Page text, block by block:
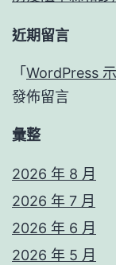
近期留言
「 WordPress
發佈留言
彙整
2026 年 8 月
2026 年 7 月
2026 年 6 月
2026 年 5 月